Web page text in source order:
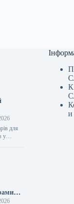
для
у
и